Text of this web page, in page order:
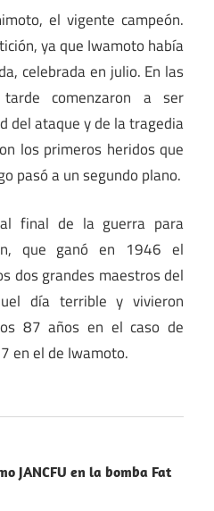
el vigente campeón.
ya que Iwamoto había
celebrada en julio. En las
comenzaron a ser
del ataque y de la tragedia
los primeros heridos que
pasó a un segundo plano.
final de la guerra para
que ganó en 1946 el
dos grandes maestros del
día terrible y vivieron
87 años en el caso de
en el de Iwamoto.
JANCFU en la bomba Fat